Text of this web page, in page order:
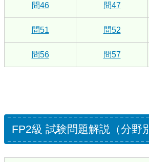
問46 問47
問51 問52
問56 問57
FP2級 試験問題解説（分野